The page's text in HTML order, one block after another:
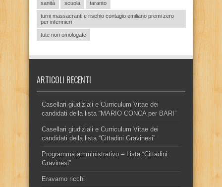
sanità scuola taranto
turni massacranti e rischio contagio emiliano premi zero
per infermieri
tute non omologate
ARTICOLI RECENTI
Casellari giudiziali e Curriculum Vitae dei
candidati della lista “MARIO CONCA per BARI”
Casellari giudiziali e Curriculum Vitae dei
candidati della lista “Cittadini Gravinesi”
Programma amministrativo – Lista “Cittadini
Gravinesi”
Eravamo ricchi